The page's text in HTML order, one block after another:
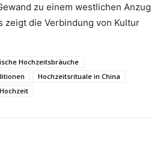
zu einem westlichen Anzug
zeigt die Verbindung von Kultur
Hochzeitsbräuche
Hochzeitsrituale in China